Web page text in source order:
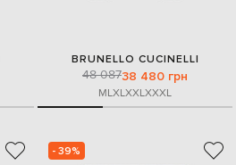
BRUNELLO CUCINELLI
48 08738 480 грн
MLXLXXLXXXL
- 39%